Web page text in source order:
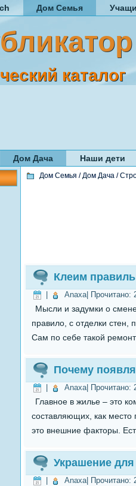
Дом Семья
каталог
Дом Дача Наши дети
Дом Семья /Дом Дача /
Клеим
Anaxa| Прочитано:
Мысли и задумки о
правило, с отделки стен,
Сам по себе такой
Почему
Anaxa| Прочитано:
Главное в жилье – это
составляющих, как место
это внешние факторы.
Украшение для
Anaxa| Прочитано: